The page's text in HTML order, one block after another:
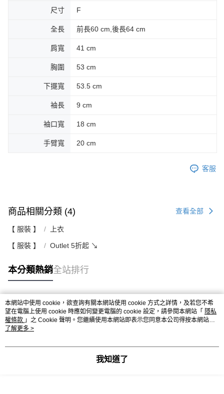
尺寸 F
全長 前長60 cm,後長64 cm
肩寬 41 cm
胸圍 53 cm
下擺寬 53.5 cm
袖長 9 cm
袖口寬 18 cm
手臂寬 20 cm
客服
商品相關分類 (4) 查看全部
【 服裝 】 上衣
【 服裝 】 Outlet 5折起 ↘
本分類熱銷全站排行
熱門標籤
本網站中使用 cookie，欲查詢有關本網站使用 cookie 方式之詳情，及若您不希
望在電腦上使用 cookie 時應如何變更電腦的 cookie 設定，請參閱本網站「 隱私
權條款 」之 Cookie 聲明。您繼續使用本網站即表示您同意本公司得按本網站使
用條款之 Cookie 聲明使用 cookie。
了解更多 >
我知道了